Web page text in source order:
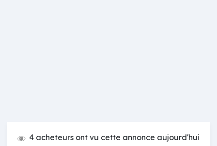
4 acheteurs ont vu cette annonce aujourd'hui